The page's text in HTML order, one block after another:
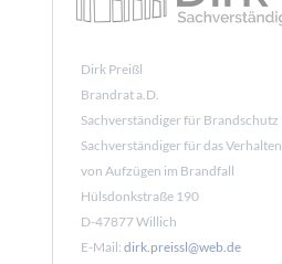
Dirk Preißl
Brandrat a.D.
Sachverständiger für Brandschutz
Sachverständiger für das Verhalten
von Aufzügen im Brandfall
Hülsdonkstraße 190
D-47877 Willich
E-Mail: dirk.preissl@web.de